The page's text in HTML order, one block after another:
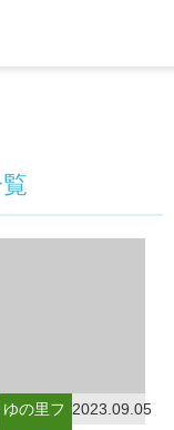
ゆの里フ 2023.09.05